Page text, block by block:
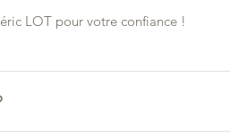
LOT pour votre confiance !